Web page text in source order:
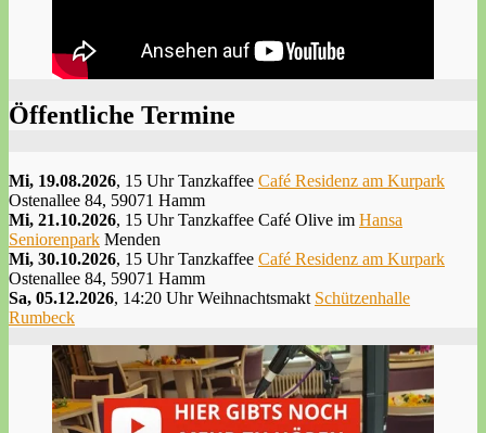
Öffentliche Termine
Mi, 19.08.2026, 15 Uhr Tanzkaffee Café Residenz am Kurpark
Ostenallee 84, 59071 Hamm
Mi, 21.10.2026, 15 Uhr Tanzkaffee Café Olive im Hansa
Seniorenpark Menden
Mi, 30.10.2026, 15 Uhr Tanzkaffee Café Residenz am Kurpark
Ostenallee 84, 59071 Hamm
Sa, 05.12.2026, 14:20 Uhr Weihnachtsmakt Schützenhalle
Rumbeck